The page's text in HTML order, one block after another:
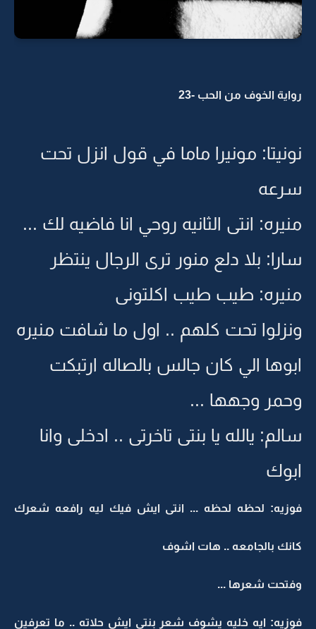
رواية الخوف من الحب -23
نونيتا: مونيرا ماما في قول انزل تحت
سرعه
منيره: انتى الثانيه روحي انا فاضيه لك ...
سارا: بلا دلع منور ترى الرجال ينتظر
منيره: طيب طيب اكلتونى
ونزلوا تحت كلهم .. اول ما شافت منيره
ابوها الي كان جالس بالصاله ارتبكت
وحمر وجهها ...
سالم: يالله يا بنتى تاخرتى .. ادخلى وانا
ابوك
فوزيه: لحظه لحظه ... انتى ايش فيك ليه رافعه شعرك
كانك بالجامعه .. هات اشوف
وفتحت شعرها ...
فوزيه: ايه خليه يشوف شعر بنتى ايش حلاته .. ما تعرفين